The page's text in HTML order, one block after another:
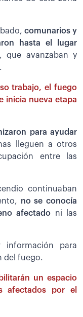
comunarios y
hasta el lugar
que avanzaban y
trabajo, el fuego
inicia nueva etapa
para ayudar
lleguen a otros
entre las
continuaban
no se conocía
afectado ni las
información para
del fuego.
un espacio
afectados por el